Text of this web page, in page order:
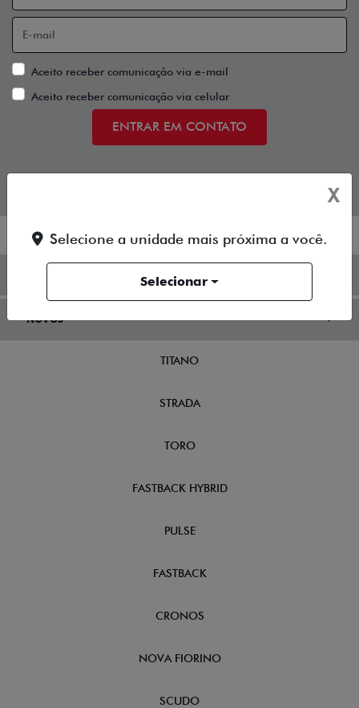
Aceito receber comunicação via e-mail
Aceito receber comunicação via celular
ENTRAR EM CONTATO
NOVOS
TITANO
STRADA
TORO
FASTBACK HYBRID
PULSE
FASTBACK
CRONOS
NOVA FIORINO
SCUDO
X
Selecione a unidade mais próxima a você.
Selecionar